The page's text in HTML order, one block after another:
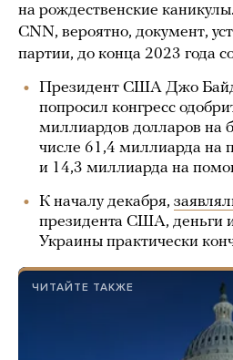
на рождественские
CNN, вероятно, документ,
партии, до конца 2023 года
Президент США Джо
попросил конгресс
миллиардов долларов на
числе 61,4 миллиарда на
и 14,3 миллиарда на
К началу декабря,
президента США, деньги
Украины практически
ЧИТАЙТЕ ТАКЖЕ